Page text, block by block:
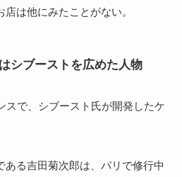
は他にみたことがない。
シブーストを広めた人物
スで、シブースト氏が開発したケ
ある吉田菊次郎は、パリで修行中